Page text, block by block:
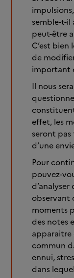
semble-t-il
peut-être
C’est bien
de
important
Il nous
effet, les
seront pas
d’une
Pour
pouvez-
observant
moments
des notes
apparaitre
commun
ennui,
dans